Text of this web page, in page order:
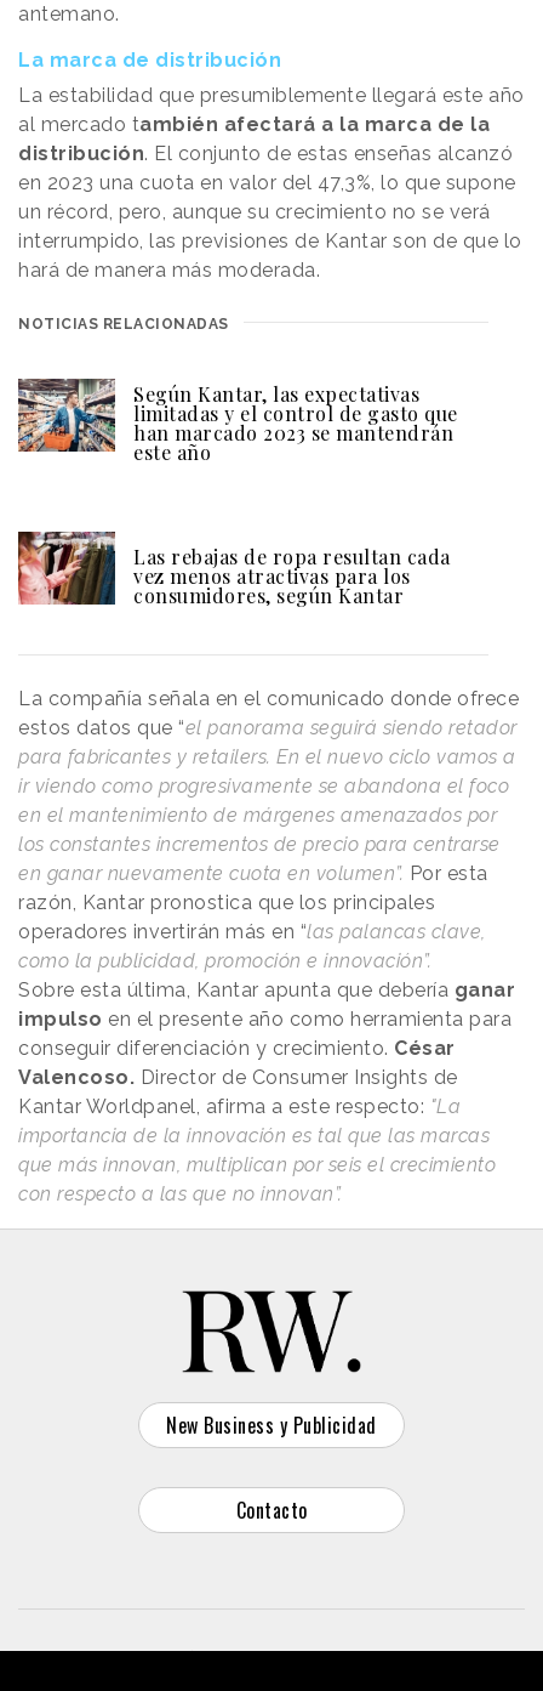
antemano.
La marca de distribución
La estabilidad que presumiblemente llegará este año
al mercado también afectará a la marca de la
distribución. El conjunto de estas enseñas alcanzó
en 2023 una cuota en valor del 47,3%, lo que supone
un récord, pero, aunque su crecimiento no se verá
interrumpido, las previsiones de Kantar son de que lo
hará de manera más moderada.
NOTICIAS RELACIONADAS
Según Kantar, las expectativas
limitadas y el control de gasto que
han marcado 2023 se mantendrán
este año
Las rebajas de ropa resultan cada
vez menos atractivas para los
consumidores, según Kantar
La compañía señala en el comunicado donde ofrece
estos datos que “el panorama seguirá siendo retador
para fabricantes y retailers. En el nuevo ciclo vamos a
ir viendo como progresivamente se abandona el foco
en el mantenimiento de márgenes amenazados por
los constantes incrementos de precio para centrarse
en ganar nuevamente cuota en volumen”. Por esta
razón, Kantar pronostica que los principales
operadores invertirán más en “las palancas clave,
como la publicidad, promoción e innovación”.
Sobre esta última, Kantar apunta que debería ganar
impulso en el presente año como herramienta para
conseguir diferenciación y crecimiento. César
Valencoso. Director de Consumer Insights de
Kantar Worldpanel, afirma a este respecto: "La
importancia de la innovación es tal que las marcas
que más innovan, multiplican por seis el crecimiento
con respecto a las que no innovan”.
New Business y Publicidad
Contacto
© 2026 Reason Why